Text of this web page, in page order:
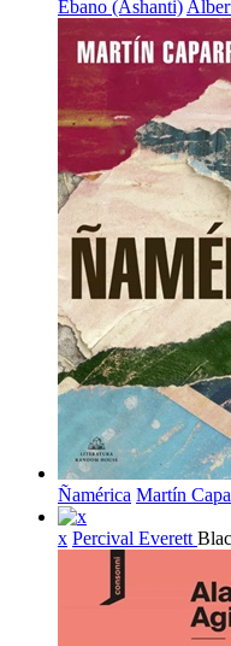
Ébano (Ashanti)
Ñamérica Martín
x Percival Everett